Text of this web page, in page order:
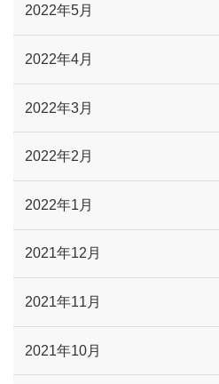
2022年5月
2022年4月
2022年3月
2022年2月
2022年1月
2021年12月
2021年11月
2021年10月